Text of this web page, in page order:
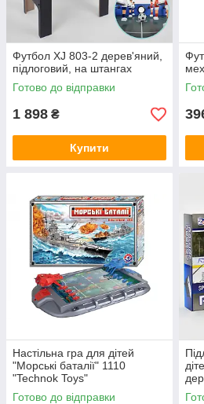
Футбол XJ 803-2 дерев'яний,
підлоговий, на штангах
Готово до відправки
1 898 ₴
Купити
Настільна гра для дітей
"Морські баталії" 1110
"Technok Toys"
Готово до відправки